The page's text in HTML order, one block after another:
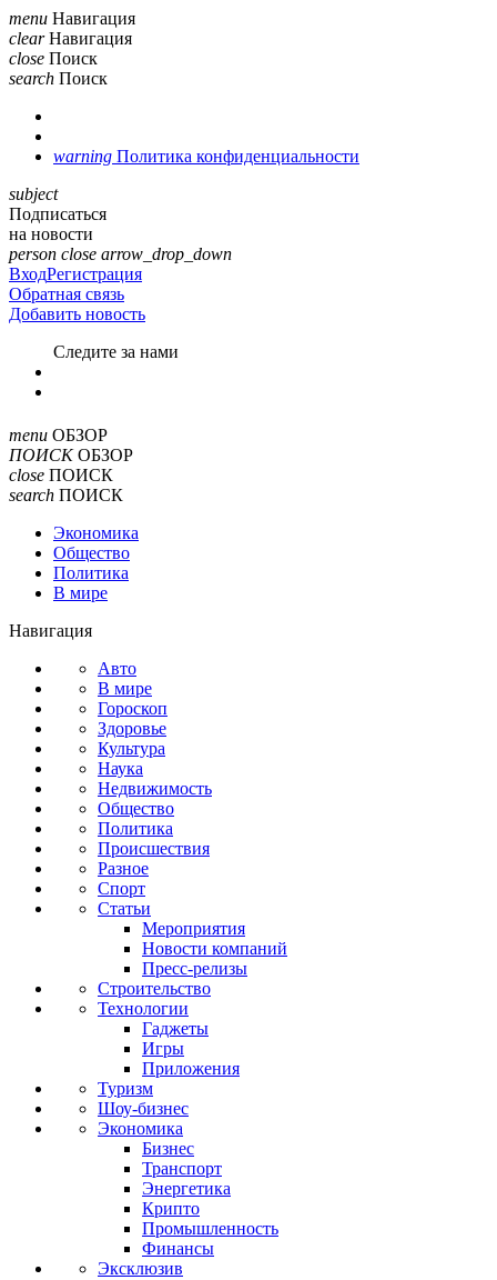
menu Навигация
clear Навигация
close Поиск
search Поиск
warning Политика конфиденциальности
subject
Подписаться
на новости
person close arrow_drop_down
ВходРегистрация
Обратная связь
Добавить новость
Cледите за нами
menu ОБЗОР
ПОИСК ОБЗОР
close ПОИСК
search ПОИСК
Экономика
Общество
Политика
В мире
Навигация
Авто
В мире
Гороскоп
Здоровье
Культура
Наука
Недвижимость
Общество
Политика
Происшествия
Разное
Спорт
Статьи
Мероприятия
Новости компаний
Пресс-релизы
Строительство
Технологии
Гаджеты
Игры
Приложения
Туризм
Шоу-бизнес
Экономика
Бизнес
Транспорт
Энергетика
Крипто
Промышленность
Финансы
Эксклюзив